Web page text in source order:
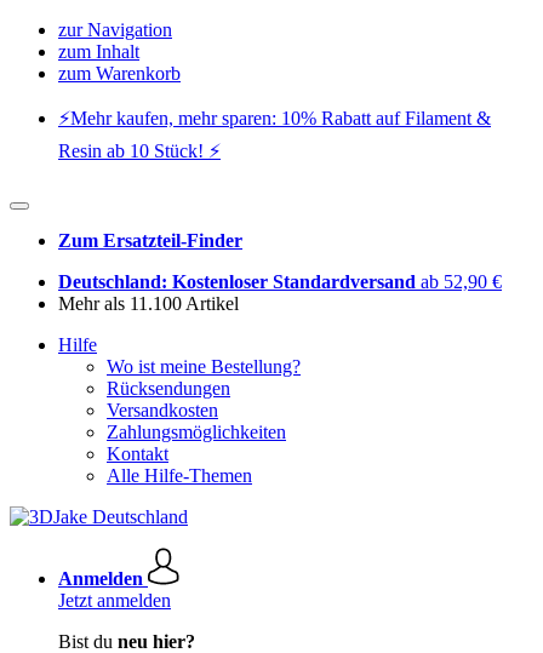
zur Navigation
zum Inhalt
zum Warenkorb
⚡️Mehr kaufen, mehr sparen: 10% Rabatt auf Filament &
Resin ab 10 Stück! ⚡️
Zum Ersatzteil-Finder
Deutschland: Kostenloser Standardversand ab 52,90 €
Mehr als 11.100 Artikel
Hilfe
Wo ist meine Bestellung?
Rücksendungen
Versandkosten
Zahlungsmöglichkeiten
Kontakt
Alle Hilfe-Themen
Anmelden
Jetzt anmelden
Bist du neu hier?